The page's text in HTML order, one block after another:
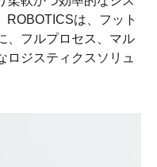
は、フット
、フルプロセス、マル
ロジスティクスソリュ